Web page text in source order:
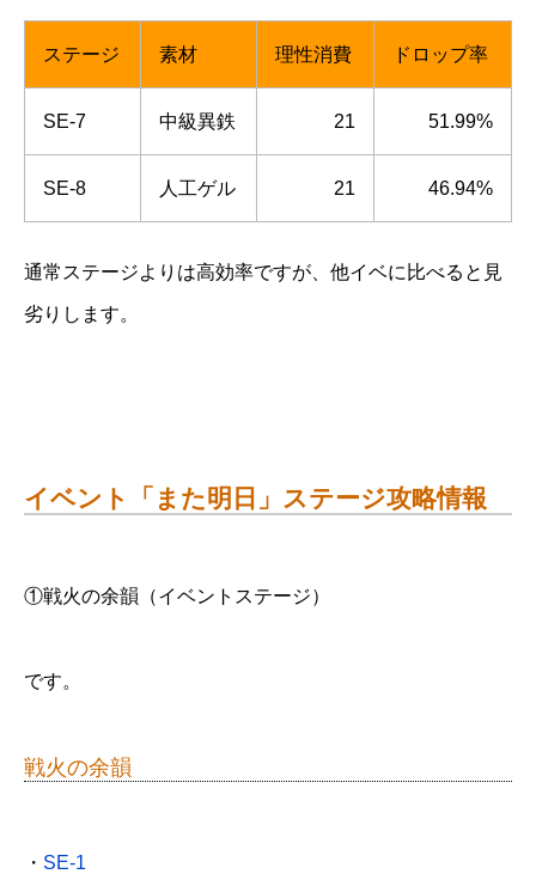
ステージ 素材 理性消費 ドロップ率
SE-7 中級異鉄 21 51.99%
SE-8 人工ゲル 21 46.94%
通常ステージよりは高効率ですが、他イベに比べると見
劣りします。
イベント「また明日」ステージ攻略情報
①戦火の余韻（イベントステージ）
です。
戦火の余韻
・ SE-1